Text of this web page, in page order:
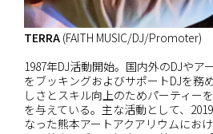
TERRA (FAITH MUSIC/DJ/Promoter)
1987年DJ活動開始。国内外のDJやア
をブッキングおよびサポートDJを務
しさとスキル向上のためパーティー
を与えている。主な活動として、
なった熊本アートアクアリウムにお